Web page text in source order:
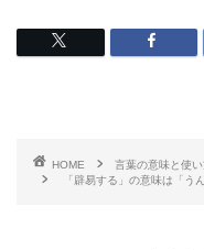
HOME
言葉の意味と使
「辟易する」の意味は「う